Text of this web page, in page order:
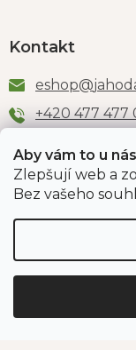
Aby vám to u
Zlepšují web a
Bez vašeho
Kontakt
eshop@
+420 477 477
Odběr
PŘIHLÁSIT SE